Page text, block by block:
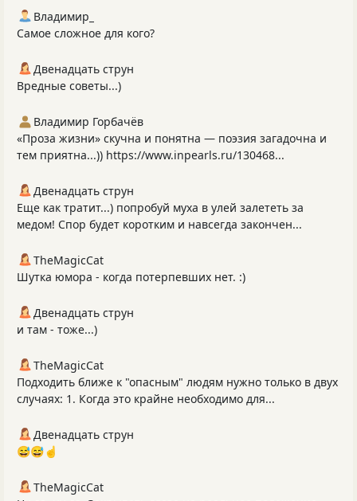
Владимир_
Самое сложное для кого?
Двенадцать струн
Вредные советы...)
Владимир Горбачёв
«Проза жизни» скучна и понятна — поэзия загадочна и
тем приятна...)) https://www.inpearls.ru/130468...
Двенадцать струн
Еще как тратит...) попробуй муха в улей залететь за
медом! Спор будет коротким и навсегда закончен...
TheMagicCat
Шутка юмора - когда потерпевших нет. :)
Двенадцать струн
и там - тоже...)
TheMagicCat
Подходить ближе к "опасным" людям нужно только в двух
случаях: 1. Когда это крайне необходимо для...
Двенадцать струн
😅😅☝️
TheMagicCat